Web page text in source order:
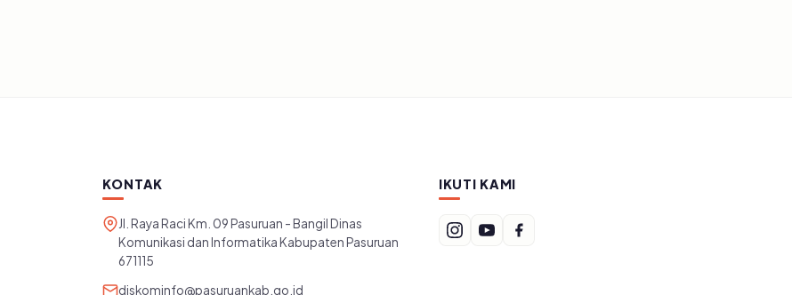
KONTAK
Jl. Raya Raci Km. 09 Pasuruan - Bangil Dinas
Komunikasi dan Informatika Kabupaten Pasuruan
671115
diskominfo@pasuruankab.go.id
IKUTI KAMI